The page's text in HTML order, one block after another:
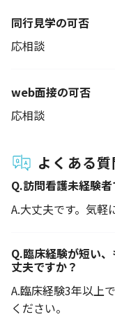
同行見学の可否
応相談
web面接の可否
応相談
よくある質
Q.訪問看護未経験
A.大丈夫です。気軽
Q.臨床経験が短い
丈夫ですか？
A.臨床経験3年以上
ください。